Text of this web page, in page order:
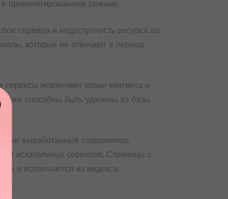
привилегированном режиме.
сервера и недоступность ресурса во
которые не отвечают в период
исключают копии контента и
способны быть удалены из базы
выработанные содержимое,
искательных сервисов. Страницы с
и исключаются из индекса.